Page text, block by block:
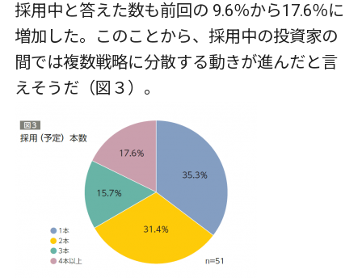
採用中と答えた数も前回の 9.6％から17.6％に
増加した。このことから、採用中の投資家の
間では複数戦略に分散する動きが進んだと言
えそうだ（図３）。